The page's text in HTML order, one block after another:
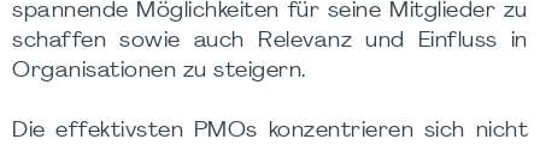
spannende Möglichkeiten für seine Mitglieder zu
schaffen sowie auch Relevanz und Einfluss in
Organisationen zu steigern.
Die effektivsten PMOs konzentrieren sich nicht